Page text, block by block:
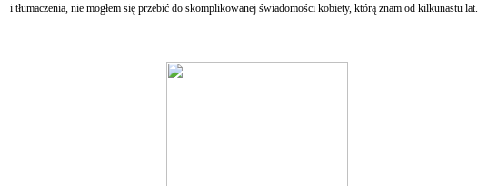
i tłumaczenia, nie mogłem się przebić do skomplikowanej świadomości kobiety, którą znam od kilkunastu lat.